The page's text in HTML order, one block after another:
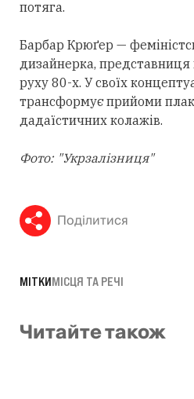
потяга.
Барбар Крюґер —
дизайнерка, представниця
руху 80-х. У своїх
трансформує прийоми
дадаїстичних колажів.
Фото: "Укрзалізниця"
Поділитися
МІТКИМІСЦЯ ТА РЕЧІ
Читайте також